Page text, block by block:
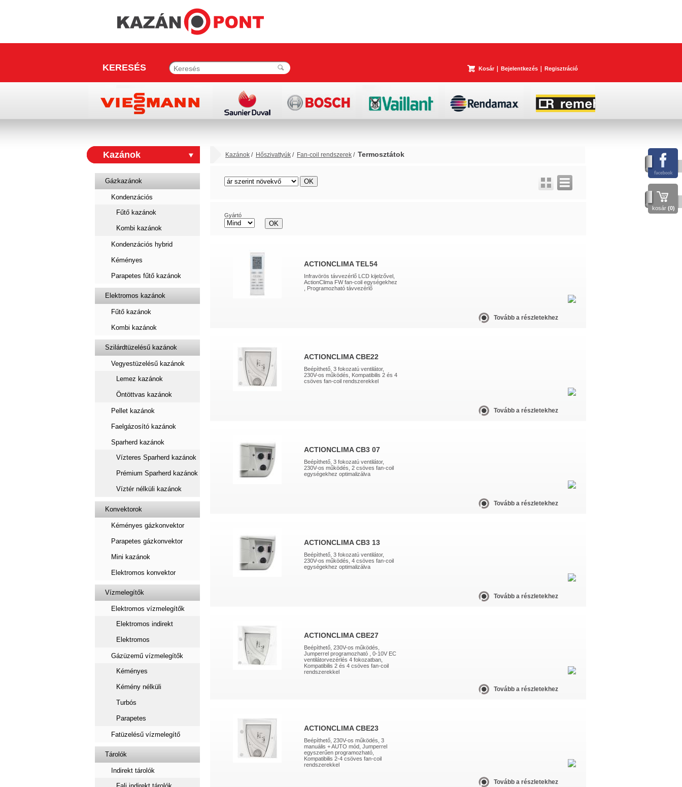
kosár (0)
KERESÉS Kosár Bejelentkezés Regisztráció
Kazánok
Gázkazánok
Kondenzációs
Fűtő kazánok
Kombi kazánok
Kondenzációs hybrid
Kéményes
Parapetes fűtő kazánok
Elektromos kazánok
Fűtő kazánok
Kombi kazánok
Szilárdtüzelésű kazánok
Vegyestüzelésű kazánok
Lemez kazánok
Öntöttvas kazánok
Pellet kazánok
Faelgázosító kazánok
Sparherd kazánok
Vízteres Sparherd kazánok
Prémium Sparherd kazánok
Víztér nélküli kazánok
Konvektorok
Kéményes gázkonvektor
Parapetes gázkonvektor
Mini kazánok
Elektromos konvektor
Vízmelegítők
Elektromos vízmelegítők
Elektromos indirekt
Elektromos
Gázüzemű vízmelegítők
Kéményes
Kémény nélküli
Turbós
Parapetes
Fatüzelésű vízmelegítő
Tárolók
Indirekt tárolók
Kazánok / Hőszivattyúk / Fan-coil rendszerek / Termosztátok
rács lista
Gyártó
ACTIONCLIMA TEL54
Infravörös távvezérlő LCD kijelzővel,
ActionClima FW fan-coil egységekhez
, Programozható távvezérlő
Tovább a részletekhez
ACTIONCLIMA CBE22
Beépíthető, 3 fokozatú ventilátor,
230V-os működés, Kompatibilis 2 és 4
csöves fan-coil rendszerekkel
Tovább a részletekhez
ACTIONCLIMA CB3 07
Beépíthető, 3 fokozatú ventilátor,
230V-os működés, 2 csöves fan-coil
egységekhez optimalizálva
Tovább a részletekhez
ACTIONCLIMA CB3 13
Beépíthető, 3 fokozatú ventilátor,
230V-os működés, 4 csöves fan-coil
egységekhez optimalizálva
Tovább a részletekhez
ACTIONCLIMA CBE27
Beépíthető, 230V-os működés,
Jumperrel programozható , 0-10V EC
ventilátorvezérlés 4 fokozatban,
Kompatibilis 2 és 4 csöves fan-coil
rendszerekkel
Tovább a részletekhez
ACTIONCLIMA CBE23
Beépíthető, 230V-os működés, 3
manuális + AUTO mód, Jumperrel
egyszerűen programozható,
Kompatibilis 2-4 csöves fan-coil
rendszerekkel
Tovább a részletekhez